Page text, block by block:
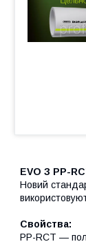
EVO З PP-
Новий
Свойства:
PP-RCT —